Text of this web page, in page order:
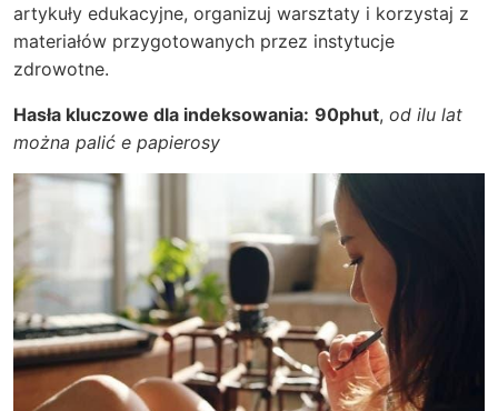
artykuły edukacyjne, organizuj warsztaty i korzystaj z
materiałów przygotowanych przez instytucje
zdrowotne.
Hasła kluczowe dla indeksowania: 90phut, od ilu lat
można palić e papierosy